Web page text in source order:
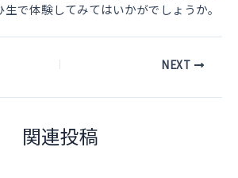
で体験してみてはいかがでしょうか。
NEXT
関連投稿